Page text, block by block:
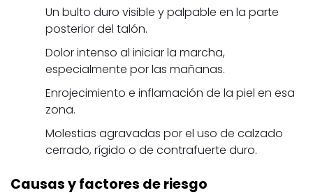
Un bulto duro visible y palpable en la parte
posterior del talón.
Dolor intenso al iniciar la marcha,
especialmente por las mañanas.
Enrojecimiento e inflamación de la piel en esa
zona.
Molestias agravadas por el uso de calzado
cerrado, rígido o de contrafuerte duro.
Causas y factores de riesgo